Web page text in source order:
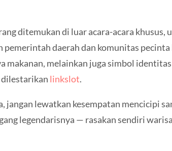
ditemukan di luar acara-acara khusus,
pemerintah daerah dan komunitas
makanan, melainkan juga simbol
linkslot.
jangan lewatkan kesempatan mencicipi
legendarisnya — rasakan sendiri